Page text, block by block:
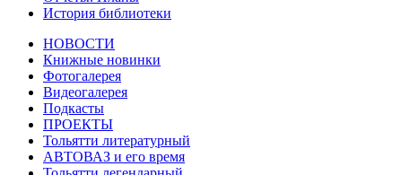
История библиотеки
НОВОСТИ
Книжные новинки
Фотогалерея
Видеогалерея
Подкасты
ПРОЕКТЫ
Тольятти литературный
АВТОВАЗ и его время